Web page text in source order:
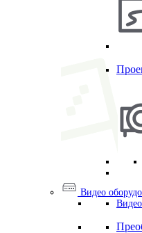
Видео